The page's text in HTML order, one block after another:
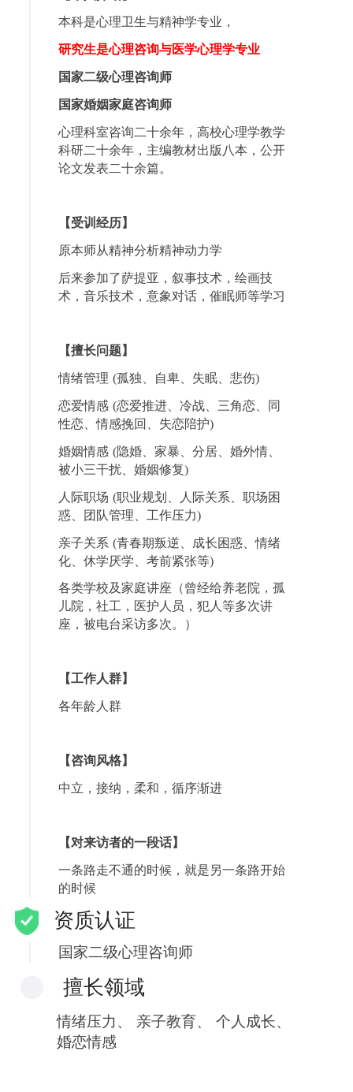
本科是心理卫生与精神学专业，
研究生是心理咨询与医学心理学专业
国家二级心理咨询师
国家婚姻家庭咨询师
心理科室咨询二十余年，高校心理学教学
科研二十余年，主编教材出版八本，公开
论文发表二十余篇。
【受训经历】
原本师从精神分析精神动力学
后来参加了萨提亚，叙事技术，绘画技
术，音乐技术，意象对话，催眠师等学习
【擅长问题】
情绪管理 (孤独、自卑、失眠、悲伤)
恋爱情感 (恋爱推进、冷战、三角恋、同
性恋、情感挽回、失恋陪护)
婚姻情感 (隐婚、家暴、分居、婚外情、
被小三干扰、婚姻修复)
人际职场 (职业规划、人际关系、职场困
惑、团队管理、工作压力)
亲子关系 (青春期叛逆、成长困惑、情绪
化、休学厌学、考前紧张等)
各类学校及家庭讲座（曾经给养老院，孤
儿院，社工，医护人员，犯人等多次讲
座，被电台采访多次。）
【工作人群】
各年龄人群
【咨询风格】
中立，接纳，柔和，循序渐进
【对来访者的一段话】
一条路走不通的时候，就是另一条路开始
的时候
资质认证
国家二级心理咨询师
擅长领域
情绪压力、 亲子教育、 个人成长、
婚恋情感